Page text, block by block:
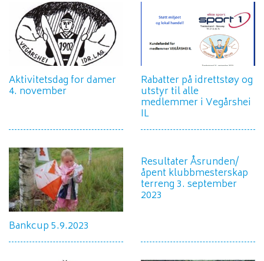
Aktivitetsdag for damer
4. november
Rabatter på idrettstøy og
utstyr til alle
medlemmer i Vegårshei
IL
Bankcup 5.9.2023
Resultater Åsrunden/
åpent klubbmesterskap
terreng 3. september
2023